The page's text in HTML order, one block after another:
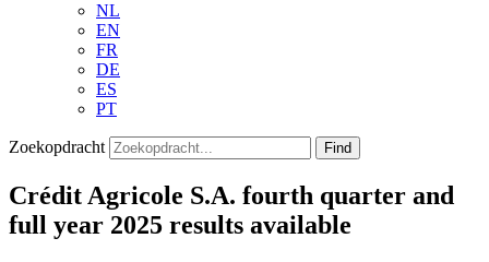
NL
EN
FR
DE
ES
PT
Zoekopdracht Find
Crédit Agricole S.A. fourth quarter and
full year 2025 results available